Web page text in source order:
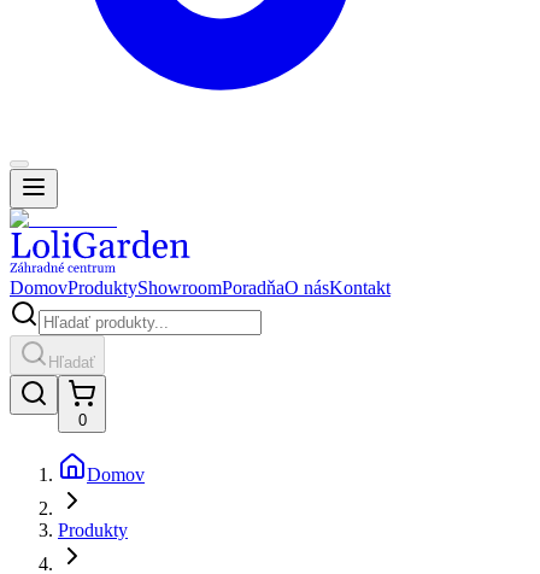
DomovProduktyShowroomPoradňaO násKontakt
Hľadať
0
Domov
Produkty